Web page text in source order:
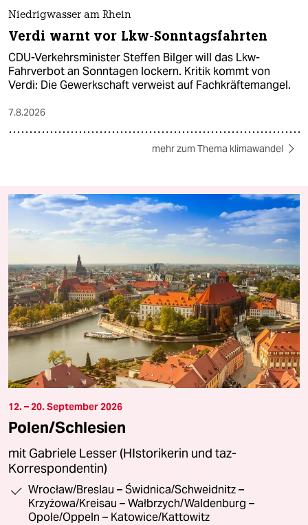
Niedrigwasser am Rhein
Verdi warnt vor Lkw-Sonntagsfahrten
CDU-Verkehrsminister Steffen Bilger will das Lkw-
Fahrverbot an Sonntagen lockern. Kritik kommt von
Verdi: Die Gewerkschaft verweist auf Fachkräftemangel.
7.8.2026
mehr zum Thema klimawandel
12. – 20. September 2026
Polen/Schlesien
mit Gabriele Lesser (HIstorikerin und taz-
Korrespondentin)
Wrocław/Breslau – Świdnica/Schweidnitz –
Krzyżowa/Kreisau – Wałbrzych/Waldenburg –
Opole/Oppeln – Katowice/Kattowitz